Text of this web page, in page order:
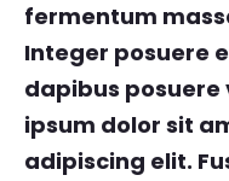
fermentum
Integer posuere
dapibus posuere
ipsum dolor sit
adipiscing elit.